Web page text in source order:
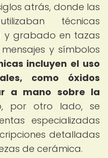
atrás, donde las
técnicas
y grabado en tazas
y símbolos
incluyen el uso
como óxidos
a mano sobre la
por otro lado, se
especializadas
detalladas
de cerámica.